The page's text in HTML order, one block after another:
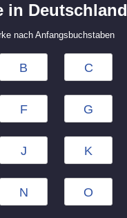
in Deutschland
nach Anfangsbuchstaben
B C
F G
J K
N O